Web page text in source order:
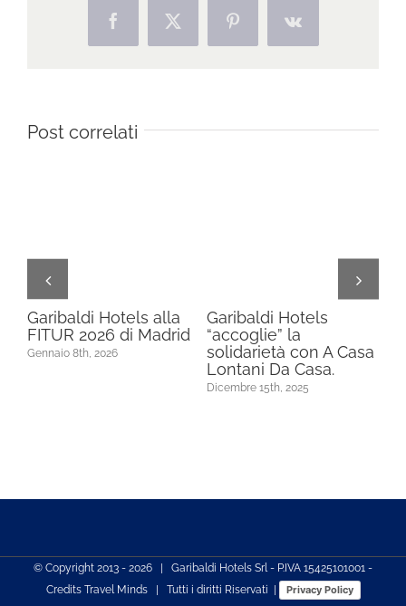
FacebookX PinterestVk
Post correlati
Garibaldi Hotels alla
FITUR 2026 di Madrid
Gennaio 8th, 2026
Garibaldi Hotels
“accoglie” la
solidarietà con A Casa
Lontani Da Casa.
Dicembre 15th, 2025
© Copyright 2013 - 2026 | Garibaldi Hotels Srl - P.IVA 15425101001 -
Credits Travel Minds| Tutti i diritti Riservati | Privacy Policy